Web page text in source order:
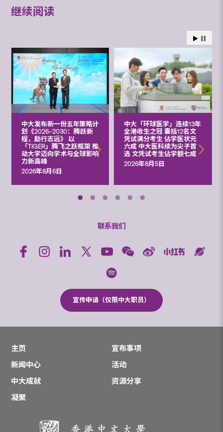
继续阅读
中大发布新一份五年策略计
划《2026‒2030：腾跃新
程，励行志远》 以
「TIGER」腾飞之跃框架 推
动大学迈向学术与全球影响
力新高峰
2026年8月6日
中大「环球医学」连续13年
全港收生之冠 囊括12名文
凭试满分考生 佔学医状元
六成 中大医科续为尖子首
选 文凭试考生佔学额七成
2026年8月5日
联系我们
宣传申请（仅限中大职员）
主页
宣布事项
新闻中心
活动
中大成就
资源分享
凝聚